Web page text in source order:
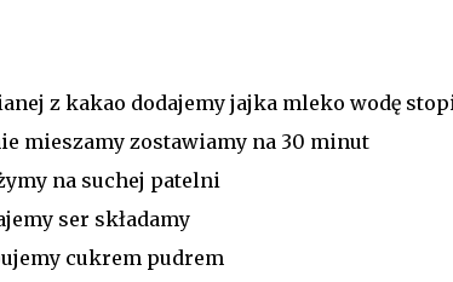
z kakao dodajemy jajka mleko wodę
mieszamy zostawiamy na 30 minut
na suchej patelni
ser składamy
cukrem pudrem